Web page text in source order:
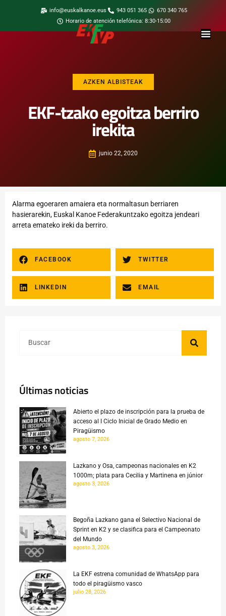
info@euskalkanoe.eus 943 051 365
670 340 765
Horario de atención telefónica: 8:30-15:00
AZKEN ALBISTEAK
EKF-tzako egoitza berriro
irekita
junio 22, 2020
Alarma egoeraren amaiera eta normaltasun berriaren
hasierarekin, Euskal Kanoe Federakuntzako egoitza jendeari
arreta emateko ireki da berriro.
FACEBOOK TWITTER
LINKEDIN EMAIL
Últimas noticias
Abierto el plazo de inscripción para la prueba de
acceso al I Ciclo Inicial de Grado Medio en
Piragüismo
agosto 7, 2026
Lazkano y Osa, campeonas nacionales en K2
1000m; plata para Cecilia y Martinena en júnior
agosto 3, 2026
Begoña Lazkano gana el Selectivo Nacional de
Sprint en K2 y se clasifica para el Campeonato
del Mundo
agosto 3, 2026
La EKF estrena comunidad de WhatsApp para
todo el piragüismo vasco
julio 28, 2026